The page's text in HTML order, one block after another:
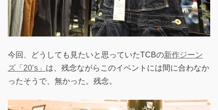
今回、どうしても見たいと思っていたTCBの新作ジーン
ズ「20’s」 は、残念ながらこのイベントには間に合わなか
ったそうで、無かった。残念。